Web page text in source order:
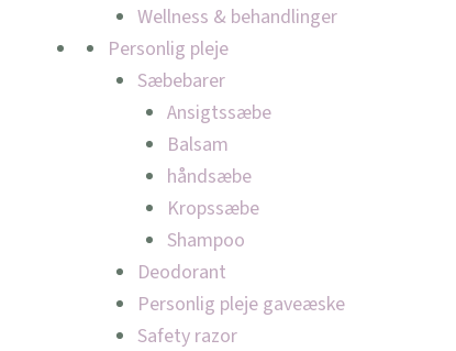
Wellness & behandlinger
Personlig pleje
Sæbebarer
Ansigtssæbe
Balsam
håndsæbe
Kropssæbe
Shampoo
Deodorant
Personlig pleje gaveæske
Safety razor